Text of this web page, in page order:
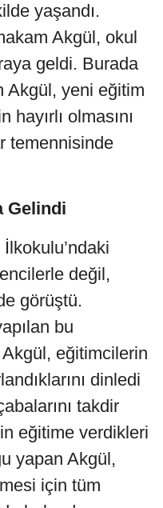
yaşandı.
Akgül, okul
geldi. Burada
Akgül, yeni eğitim
hayırlı olmasını
temennisinde
Gelindi
değil,
görüştü.
bu
eğitimcilerin
dinledi
takdir
eğitime verdikleri
yapan Akgül,
için tüm